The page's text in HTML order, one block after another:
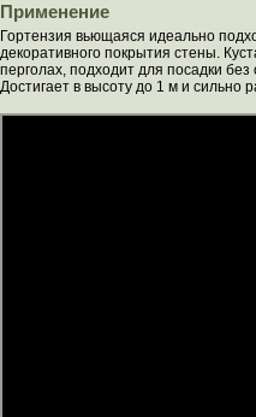
Применение
Гортензия вьющаяся идеально
декоративного покрытия стены.
перголах, подходит для посадки
Достигает в высоту до 1 м и сильно